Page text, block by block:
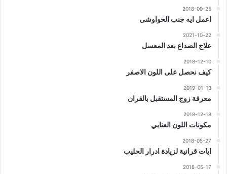
2018-09-25
اعمل ايه جنب الحواوشى
2021-10-22
علاج الصداع بعد المعسل
2018-12-10
كيف نحصل على اللون الاصفر
2019-01-13
معرفة زوج المستقبل بالقران
2018-12-18
مكونات اللون العنابي
2018-05-27
ايات قرانية لزيادة ادرار الحليب
2018-05-17